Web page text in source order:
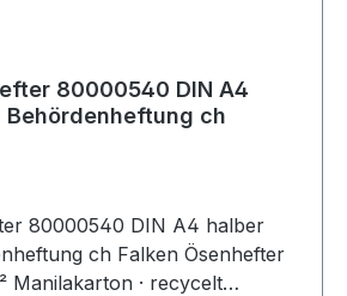
80000540 DIN A4
Behördenheftung ch
80000540 DIN A4 halber
ch Falken Ösenhefter
Manilakarton · recycelt